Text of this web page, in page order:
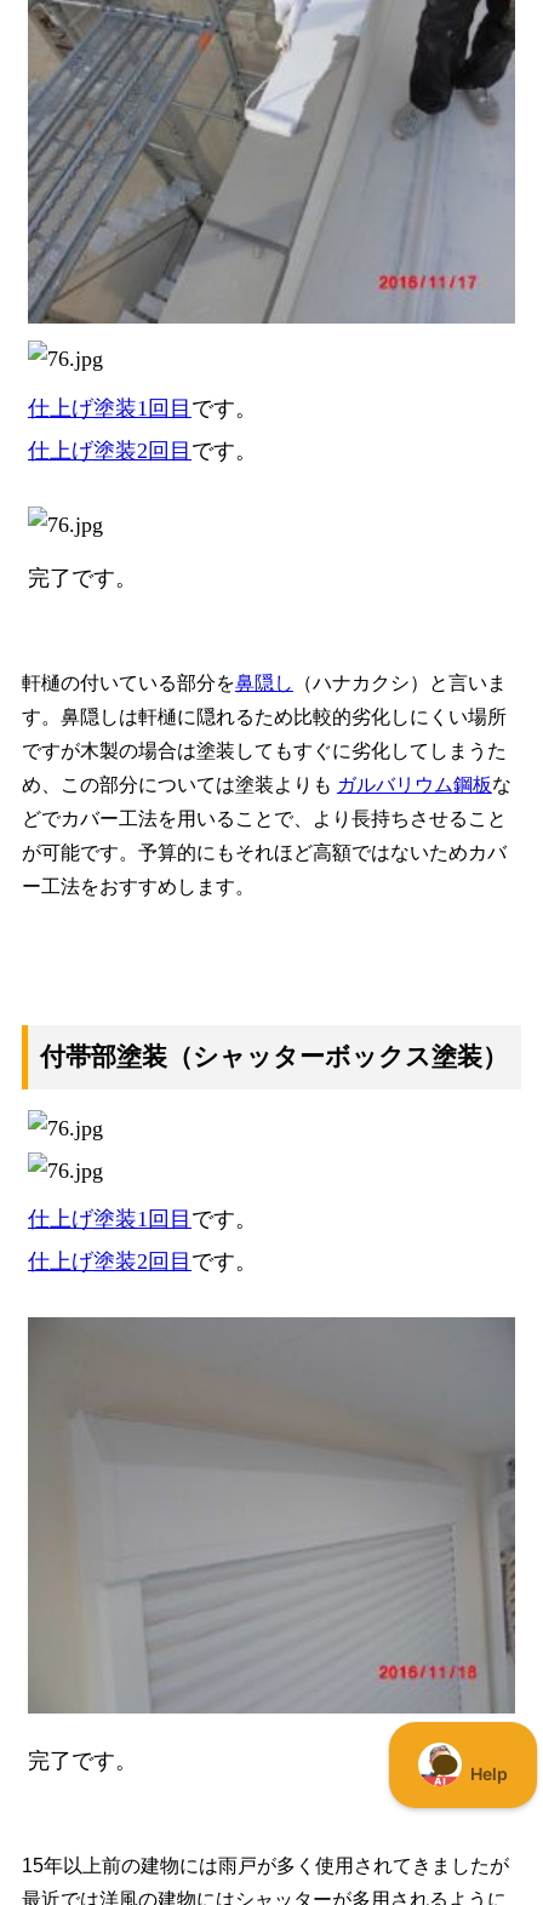
仕上げ塗装1回目 です。
仕上げ塗装2回目 です。
完了です。
軒樋の付いている部分を鼻隠し
（ハナカクシ）と言いま
す。鼻隠しは軒樋に隠れるため比較的劣化しにくい場所
ですが木製の場合は塗装してもすぐに劣化してしまうた
め、この部分については塗装よりも ガルバリウム鋼板な
どでカバー工法を用いることで、より長持ちさせること
が可能です。予算的にもそれほど高額ではないためカバ
ー工法をおすすめします。
付帯部塗装（シャッターボックス塗装）
仕上げ塗装1回目 です。
仕上げ塗装2回目 です。
完了です。
15年以上前の建物には雨戸が多く使用されてきましたが
最近では洋風の建物にはシャッターが多用されるように